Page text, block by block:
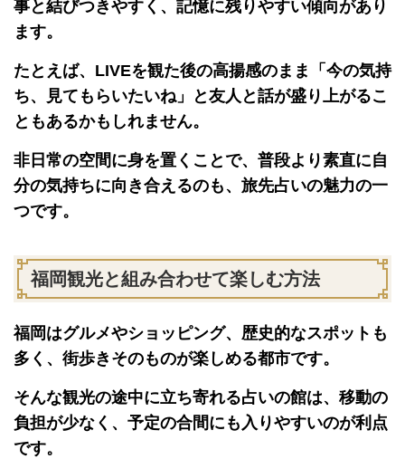
事と結びつきやすく、記憶に残りやすい傾向があり
ます。
たとえば、LIVEを観た後の高揚感のまま「今の気持
ち、見てもらいたいね」と友人と話が盛り上がるこ
ともあるかもしれません。
非日常の空間に身を置くことで、普段より素直に自
分の気持ちに向き合えるのも、旅先占いの魅力の一
つです。
福岡観光と組み合わせて楽しむ方法
福岡はグルメやショッピング、歴史的なスポットも
多く、街歩きそのものが楽しめる都市です。
そんな観光の途中に立ち寄れる占いの館は、移動の
負担が少なく、予定の合間にも入りやすいのが利点
です。